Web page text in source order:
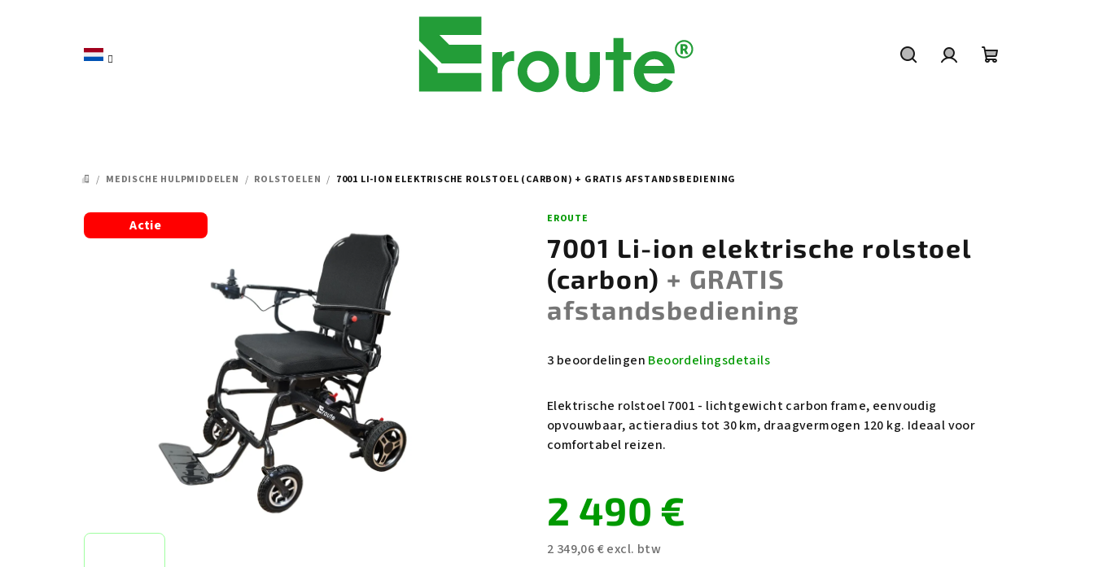
HOME
/ MEDISCHE HULPMIDDELEN / ROLSTOELEN / 7001 LI-ION ELEKTRISCHE ROLSTOEL (CARBON) + GRATIS AFSTANDSBEDIENING
EROUTE
7001 Li-ion elektrische rolstoel
(carbon) + GRATIS
afstandsbediening
De
productbeoordeling
5,0
sterren.
3 beoordelingen Beoordelingsdetails
Elektrische rolstoel 7001 - lichtgewicht carbon frame, eenvoudig
opvouwbaar, actieradius tot 30 km, draagvermogen 120 kg. Ideaal voor
comfortabel reizen.
2 490 €
2 349,06 € excl. btw
Actie